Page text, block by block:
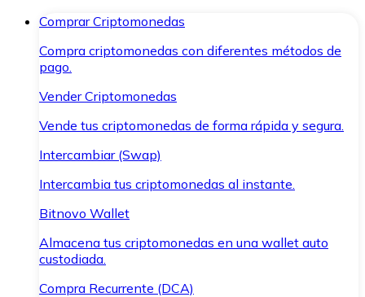
Comprar Criptomonedas
Compra criptomonedas con diferentes métodos de
pago.
Vender Criptomonedas
Vende tus criptomonedas de forma rápida y segura.
Intercambiar (Swap)
Intercambia tus criptomonedas al instante.
Bitnovo Wallet
Almacena tus criptomonedas en una wallet auto
custodiada.
Compra Recurrente (DCA)